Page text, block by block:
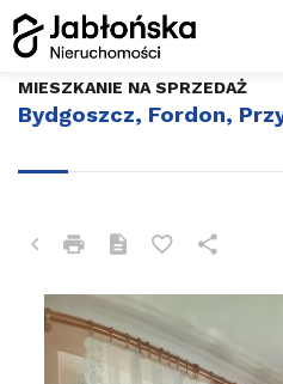
Bydgoszcz, Fordon,
MIESZKANIE NA SPRZEDAŻ